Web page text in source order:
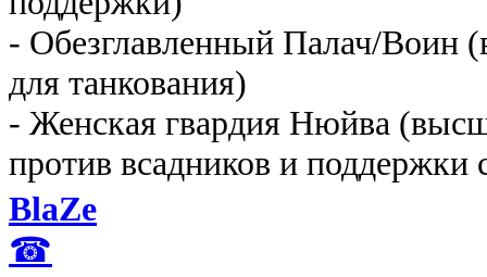
- Обезглавленный Палач/Воин
для танкования)
- Женская гвардия Нюйва
против всадников и поддержки
BlaZe
☎